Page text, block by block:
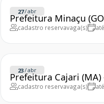
27/abr
Prefeitura Minaçu
cadastro reservavaga(s)
23/abr
Prefeitura Cajari
cadastro reservavaga(s)